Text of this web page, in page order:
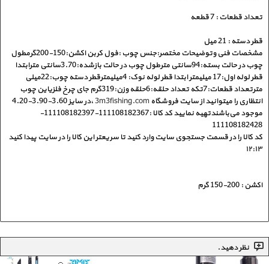
تعداد قطعات : 7 قطعه
قطر دسته : 21 میل
مشخصات فنی وتوضیحات مختصر:جنس چوب :فول کربن اکشن:150-200گرمطول
چوب در حالت بسته:94سانتی مترطول چوب در حالت بازشده:3.70سانتی مترابتدا
قطر لوله اول:17 میلیمتر ابتدا قطر لوله نوک: 4میلیمترقطر دسته چوب:22میلی
مترتعداد قطعات:7تکه تعداد حلقه:6حلقه وزن:319گرم جای چرخ فلزیاین چوب
انتظاری را میتوانید از سایت فروشگاه 3m3fishing.com
،در سایز 3.60-3.90-4.20
موجود‌‌ می‌باشندتهیه نمایید کد کالا :111108182367-111108182397-
111108182428
کد کالا را در قسمت جستجوی سایت وارد کنید تا سریعتر این کالا را در سایت پیدا کنید
۱۲:۱۳
اکشن : 200-150 گرم
نظر دهید.